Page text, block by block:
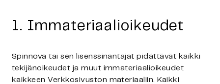
1. Immateriaalioikeudet
Spinnova tai sen lisenssinantajat pidättävät kaikki
tekijänoikeudet ja muut immateriaalioikeudet
kaikkeen Verkkosivuston materiaaliin. Kaikki